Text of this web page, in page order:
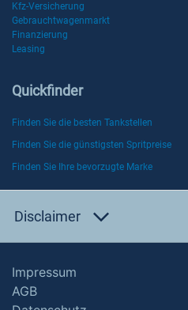
Kfz-Versicherung
Gebrauchtwagenmarkt
Finanzierung
Leasing
Quickfinder
Finden Sie die besten Tankstellen
Finden Sie die günstigsten Spritpreise
Finden Sie Ihre bevorzugte Marke
Disclaimer
Impressum
AGB